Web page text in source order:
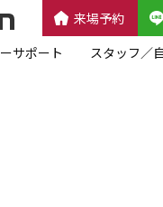
来場予約
サポート スタッフ／
近代ホーム公式LINE